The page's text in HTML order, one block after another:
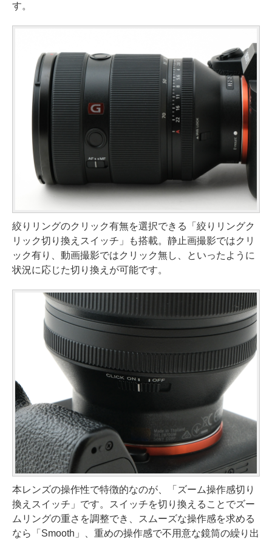
す。
絞りリングのクリック有無を選択できる「絞りリングク
リック切り換えスイッチ」も搭載。静止画撮影ではクリ
ック有り、動画撮影ではクリック無し、といったように
状況に応じた切り換えが可能です。
本レンズの操作性で特徴的なのが、「ズーム操作感切り
換えスイッチ」です。スイッチを切り換えることでズー
ムリングの重さを調整でき、スムーズな操作感を求める
なら「Smooth」、重めの操作感で不用意な鏡筒の繰り出